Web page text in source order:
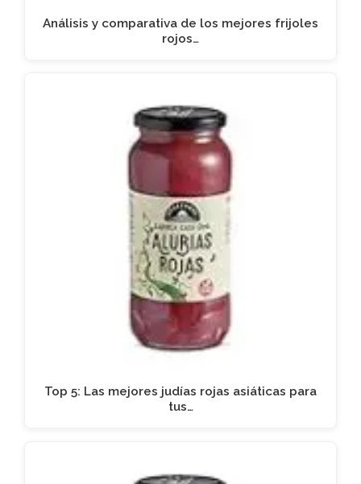
Análisis y comparativa de los mejores frijoles
rojos…
Top 5: Las mejores judías rojas asiáticas para
tus…